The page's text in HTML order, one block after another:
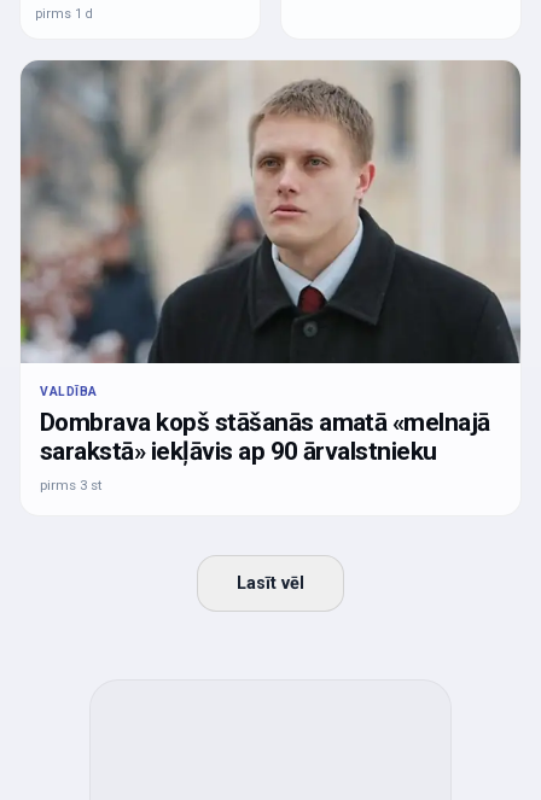
pirms 1 d
VALDĪBA
Dombrava kopš stāšanās amatā «melnajā
sarakstā» iekļāvis ap 90 ārvalstnieku
pirms 3 st
Lasīt vēl